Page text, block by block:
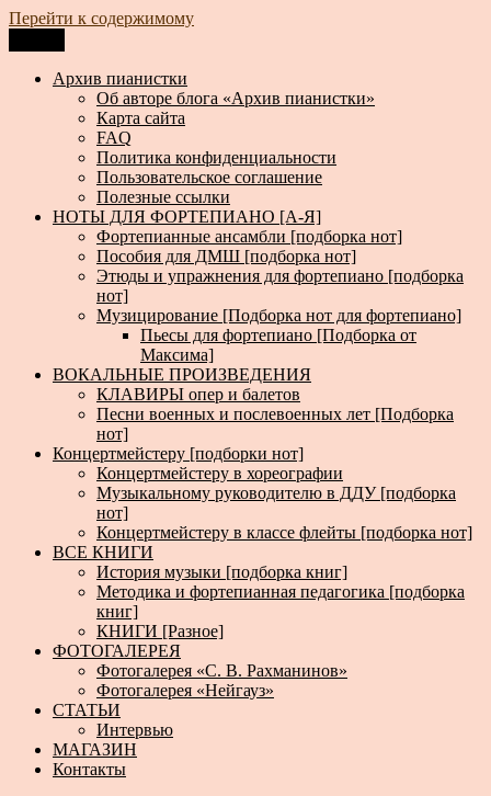
Перейти к содержимому
Архив пианистки
Всё для пианистов: ноты, книги, музыка, статьи…
Архив пианистки
Об авторе блога «Архив пианистки»
Карта сайта
FAQ
Политика конфиденциальности
Пользовательское соглашение
Полезные ссылки
НОТЫ ДЛЯ ФОРТЕПИАНО [А-Я]
Фортепианные ансамбли [подборка нот]
Пособия для ДМШ [подборка нот]
Этюды и упражнения для фортепиано [подборка
нот]
Музицирование [Подборка нот для фортепиано]
Пьесы для фортепиано [Подборка от
Максима]
ВОКАЛЬНЫЕ ПРОИЗВЕДЕНИЯ
КЛАВИРЫ опер и балетов
Песни военных и послевоенных лет [Подборка
нот]
Концертмейстеру [подборки нот]
Концертмейстеру в хореографии
Музыкальному руководителю в ДДУ [подборка
нот]
Концертмейстеру в классе флейты [подборка нот]
ВСЕ КНИГИ
История музыки [подборка книг]
Методика и фортепианная педагогика [подборка
книг]
КНИГИ [Разное]
ФОТОГАЛЕРЕЯ
Фотогалерея «С. В. Рахманинов»
Фотогалерея «Нейгауз»
СТАТЬИ
Интервью
МАГАЗИН
Контакты